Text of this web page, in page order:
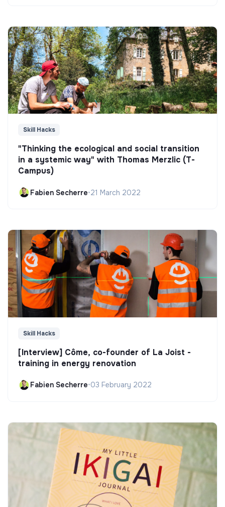
Skill Hacks
"Thinking the ecological and social transition
in a systemic way" with Thomas Merzlic (T-
Campus)
Fabien Secherre•21 March 2022
Skill Hacks
[Interview] Côme, co-founder of La Joist -
training in energy renovation
Fabien Secherre•03 February 2022